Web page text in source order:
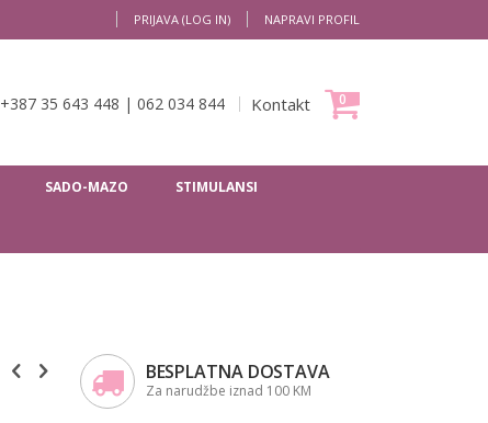
PRIJAVA (LOG IN) NAPRAVI PROFIL
Moja Korpa
0
+387 35 643 448 | 062 034 844 Kontakt
SADO-MAZO STIMULANSI
BESPLATNA DOSTAVA
Za narudžbe iznad 100 KM